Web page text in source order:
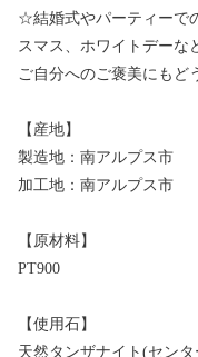
☆結婚式やパーティーで
スマス、ホワイトデーな
ご自分へのご褒美にもど
【産地】
製造地：南アルプス市
加工地：南アルプス市
【原材料】
PT900
【使用石】
天然タンザナイト(センタ